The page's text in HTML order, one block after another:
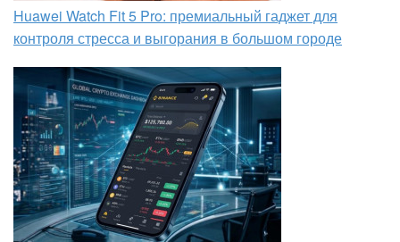
Huawei Watch Fit 5 Pro: премиальный гаджет для
контроля стресса и выгорания в большом городе